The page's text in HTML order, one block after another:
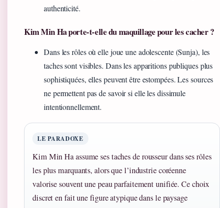
authenticité.
Kim Min Ha porte-t-elle du maquillage pour les cacher ?
Dans les rôles où elle joue une adolescente (Sunja), les
taches sont visibles. Dans les apparitions publiques plus
sophistiquées, elles peuvent être estompées. Les sources
ne permettent pas de savoir si elle les dissimule
intentionnellement.
LE PARADOXE
Kim Min Ha assume ses taches de rousseur dans ses rôles
les plus marquants, alors que l’industrie coréenne
valorise souvent une peau parfaitement unifiée. Ce choix
discret en fait une figure atypique dans le paysage